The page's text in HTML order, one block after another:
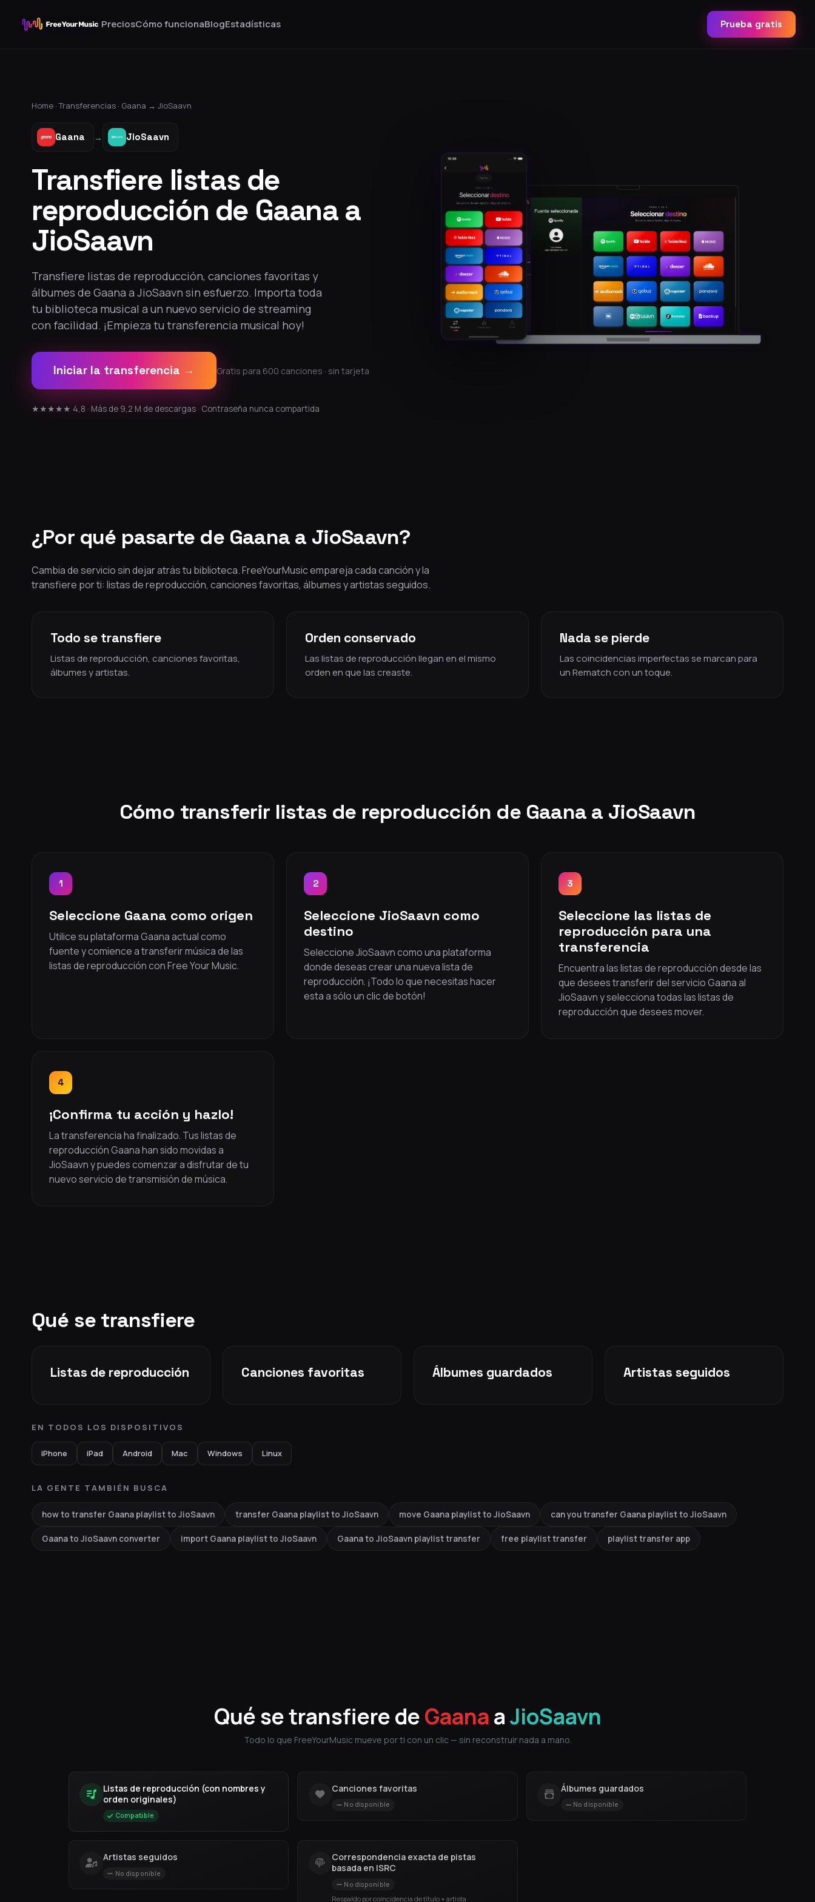
PreciosCómo funcionaBlogEstadísticas Prueba gratis
Home ·Transferencias · Gaana → JioSaavn
Gaana → JioSaavn
Transfiere listas de
reproducción de Gaana a
JioSaavn
Transfiere listas de reproducción, canciones favoritas y
álbumes de Gaana a JioSaavn sin esfuerzo. Importa toda
tu biblioteca musical a un nuevo servicio de streaming
con facilidad. ¡Empieza tu transferencia musical hoy!
Iniciar la transferencia → Gratis para 600 canciones · sin tarjeta
★★★★★ 4,8 · Más de 9,2 M de descargas · Contraseña nunca compartida
¿Por qué pasarte de Gaana a JioSaavn?
Cambia de servicio sin dejar atrás tu biblioteca. FreeYourMusic empareja cada canción y la
transfiere por ti: listas de reproducción, canciones favoritas, álbumes y artistas seguidos.
Todo se transfiere
Listas de reproducción, canciones favoritas,
álbumes y artistas.
Orden conservado
Las listas de reproducción llegan en el mismo
orden en que las creaste.
Nada se pierde
Las coincidencias imperfectas se marcan para
un Rematch con un toque.
Cómo transferir listas de reproducción de Gaana a JioSaavn
1
Seleccione Gaana como origen
Utilice su plataforma Gaana actual como
fuente y comience a transferir música de las
listas de reproducción con Free Your Music.
2
Seleccione JioSaavn como
destino
Seleccione JioSaavn como una plataforma
donde deseas crear una nueva lista de
reproducción. ¡Todo lo que necesitas hacer
esta a sólo un clic de botón!
3
Seleccione las listas de
reproducción para una
transferencia
Encuentra las listas de reproducción desde las
que desees transferir del servicio Gaana al
JioSaavn y selecciona todas las listas de
reproducción que desees mover.
4
¡Confirma tu acción y hazlo!
La transferencia ha finalizado. Tus listas de
reproducción Gaana han sido movidas a
JioSaavn y puedes comenzar a disfrutar de tu
nuevo servicio de transmisión de música.
Qué se transfiere
Listas de reproducción Canciones favoritas Álbumes guardados Artistas seguidos
EN TODOS LOS DISPOSITIVOS
iPhone iPad Android Mac Windows Linux
LA GENTE TAMBIÉN BUSCA
how to transfer Gaana playlist to JioSaavn transfer Gaana playlist to JioSaavn move Gaana playlist to JioSaavn can you transfer Gaana playlist to JioSaavn
Gaana to JioSaavn converter import Gaana playlist to JioSaavn Gaana to JioSaavn playlist transfer free playlist transfer playlist transfer app
Qué se transfiere deGaana aJioSaavn
Todo lo que FreeYourMusic mueve por ti con un clic — sin reconstruir nada a mano.
Listas de reproducción (con nombres y
orden originales)
Compatible
Canciones favoritas
No disponible
Álbumes guardados
No disponible
Artistas seguidos
No disponible
Correspondencia exacta de pistas
basada en ISRC
No disponible
Respaldo por coincidencia de título + artista